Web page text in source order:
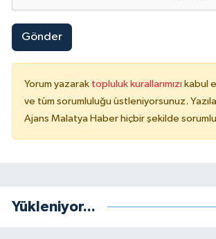
Gönder
Yorum yazarak topluluk kurallarımızı kabul
ve tüm sorumluluğu üstleniyorsunuz.
Ajans Malatya Haber hiçbir şekilde
Yükleniyor...